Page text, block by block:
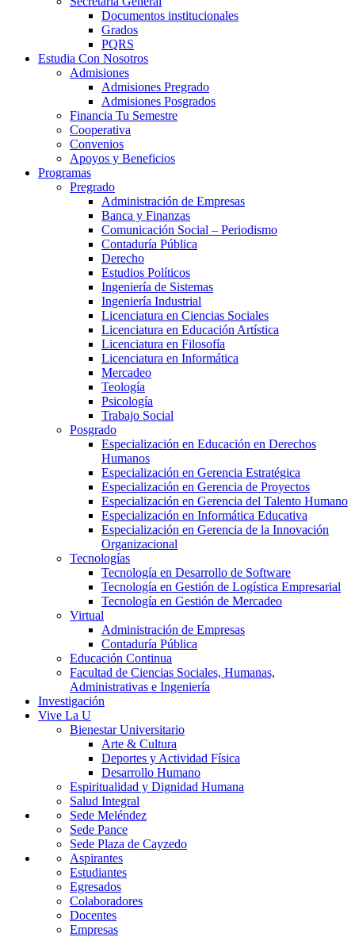
Documentos institucionales
Grados
PQRS
Estudia Con Nosotros
Admisiones
Admisiones Pregrado
Admisiones Posgrados
Financia Tu Semestre
Cooperativa
Convenios
Apoyos y Beneficios
Programas
Pregrado
Administración de Empresas
Banca y Finanzas
Comunicación Social – Periodismo
Contaduría Pública
Derecho
Estudios Políticos
Ingeniería de Sistemas
Ingeniería Industrial
Licenciatura en Ciencias Sociales
Licenciatura en Educación Artística
Licenciatura en Filosofía
Licenciatura en Informática
Mercadeo
Teología
Psicología
Trabajo Social
Posgrado
Especialización en Educación en Derechos
Humanos
Especialización en Gerencia Estratégica
Especialización en Gerencia de Proyectos
Especialización en Gerencia del Talento Humano
Especialización en Informática Educativa
Especialización en Gerencia de la Innovación
Organizacional
Tecnologías
Tecnología en Desarrollo de Software
Tecnología en Gestión de Logística Empresarial
Tecnología en Gestión de Mercadeo
Virtual
Administración de Empresas
Contaduría Pública
Educación Continua
Facultad de Ciencias Sociales, Humanas,
Administrativas e Ingeniería
Investigación
Vive La U
Bienestar Universitario
Arte & Cultura
Deportes y Actividad Física
Desarrollo Humano
Espiritualidad y Dignidad Humana
Salud Integral
Sede Meléndez
Sede Pance
Sede Plaza de Cayzedo
Aspirantes
Estudiantes
Egresados
Colaboradores
Docentes
Empresas